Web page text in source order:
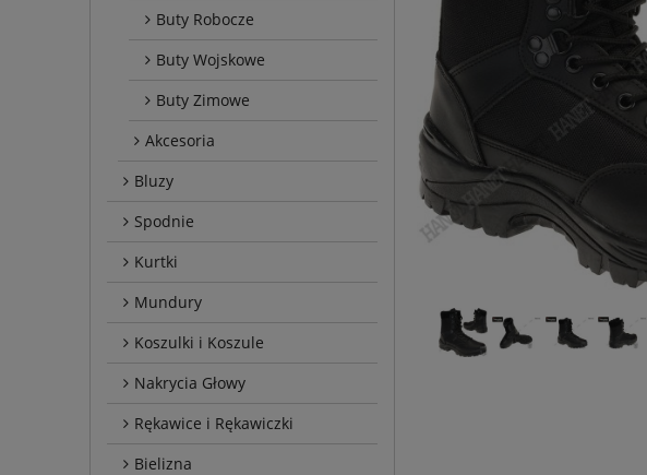
Buty Robocze
Buty Wojskowe
Buty Zimowe
Akcesoria
Bluzy
Spodnie
Kurtki
Mundury
Koszulki i Koszule
Nakrycia Głowy
Rękawice i Rękawiczki
Bielizna